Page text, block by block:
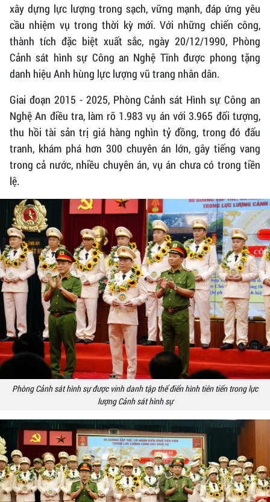
xây dựng lực lượng trong sạch, vững mạnh, đáp ứng yêu
cầu nhiệm vụ trong thời kỳ mới. Với những chiến công,
thành tích đặc biệt xuất sắc, ngày 20/12/1990, Phòng
Cảnh sát hình sự Công an Nghệ Tĩnh được phong tặng
danh hiệu Anh hùng lực lượng vũ trang nhân dân.
Giai đoạn 2015 - 2025, Phòng Cảnh sát Hình sự Công an
Nghệ An điều tra, làm rõ 1.983 vụ án với 3.965 đối tượng,
thu hồi tài sản trị giá hàng nghìn tỷ đồng, trong đó đấu
tranh, khám phá hơn 300 chuyên án lớn, gây tiếng vang
trong cả nước, nhiều chuyên án, vụ án chưa có trong tiền
lệ.
Phòng Cảnh sát hình sự được vinh danh tập thể điển hình tiên tiến trong lực
lượng Cảnh sát hình sự